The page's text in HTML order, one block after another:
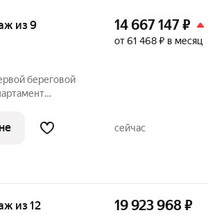
из 9
береговой
Девелопер
14 667 147₽
от 61 468 ₽ в месяц
сейчас
из 12 19 923 968₽